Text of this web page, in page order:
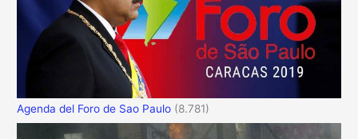
Agenda del Foro de Sao Paulo (8.781)